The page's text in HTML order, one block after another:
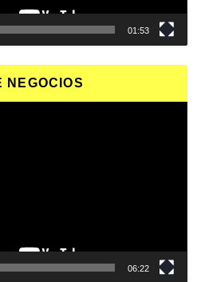
01:53
NEGOCIOS
06:22